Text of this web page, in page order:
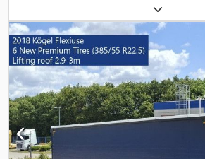
, Egentvægt: 6950 kg. Se en
tilgængelige køretøjer på vores
finansiering? Vi tilbyder individuelle
komplette serviceaftaler og
rådighed for en personlig rådgivning.